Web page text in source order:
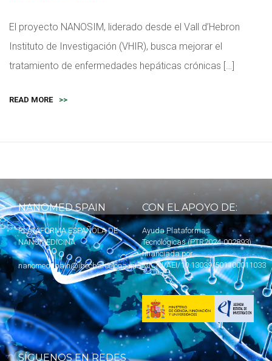
El proyecto NANOSIM, liderado desde el Vall d’Hebron
Instituto de Investigación (VHIR), busca mejorar el
tratamiento de enfermedades hepáticas crónicas […]
READ MORE >>
NANOMED SPAIN
PLATAFORMA ESPAÑOLA DE
NANOMEDICINA
nanomedspain@ibecbarcelona.eu
CON EL APOYO DE:
Ayuda Plataformas
Tecnológicas (PTR2024-002893)
financiada por
MICIU/AEI/10.13039/501100011033
SÍGUENOS EN REDES